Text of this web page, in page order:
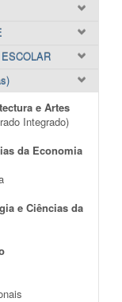
e Artes
Integrado)
da Economia
e Ciências da